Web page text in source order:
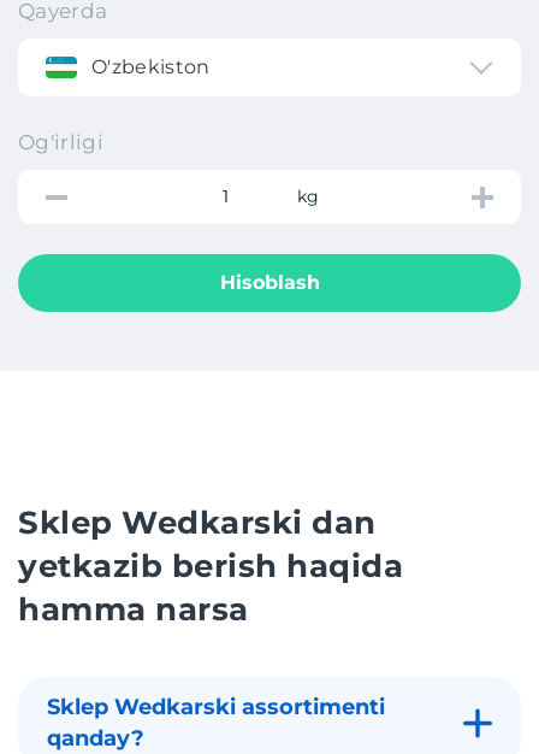
Qayerda
O'zbekiston
Og'irligi
kg
Hisoblash
Sklep Wedkarski dan
yetkazib berish haqida
hamma narsa
Sklep Wedkarski assortimenti
qanday?